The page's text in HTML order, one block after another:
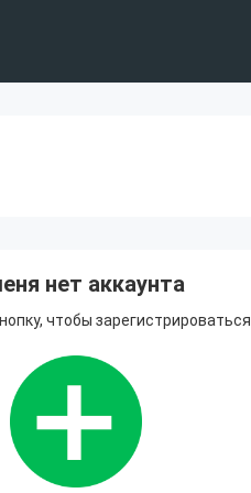
нет аккаунта
чтобы зарегистрироваться